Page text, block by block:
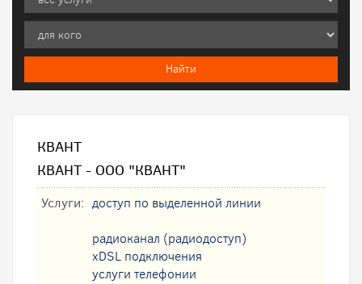
КВАНТ
КВАНТ - ООО "КВАНТ"
Услуги: доступ по выделенной линии
радиоканал (радиодоступ)
xDSL подключения
услуги телефонии